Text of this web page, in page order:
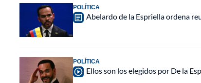
POLÍTICA
Abelardo de la Espriella ordena
POLÍTICA
Ellos son los elegidos por De la